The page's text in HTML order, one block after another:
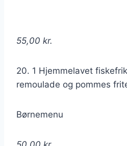
55,00 kr.
20. 1 Hjemmelavet
remoulade og pommes
Børnemenu